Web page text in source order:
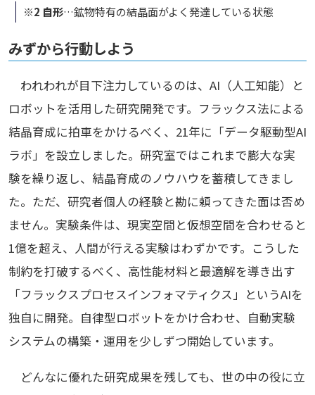
※2 自形…鉱物特有の結晶面がよく発達している状態
みずから行動しよう
われわれが目下注力しているのは、AI（人工知能）と
ロボットを活用した研究開発です。フラックス法による
結晶育成に拍車をかけるべく、21年に「データ駆動型AI
ラボ」を設立しました。研究室ではこれまで膨大な実
験を繰り返し、結晶育成のノウハウを蓄積してきまし
た。ただ、研究者個人の経験と勘に頼ってきた面は否め
ません。実験条件は、現実空間と仮想空間を合わせると
1億を超え、人間が行える実験はわずかです。こうした
制約を打破するべく、高性能材料と最適解を導き出す
「フラックスプロセスインフォマティクス」というAIを
独自に開発。自律型ロボットをかけ合わせ、自動実験
システムの構築・運用を少しずつ開始しています。
どんなに優れた研究成果を残しても、世の中の役に立